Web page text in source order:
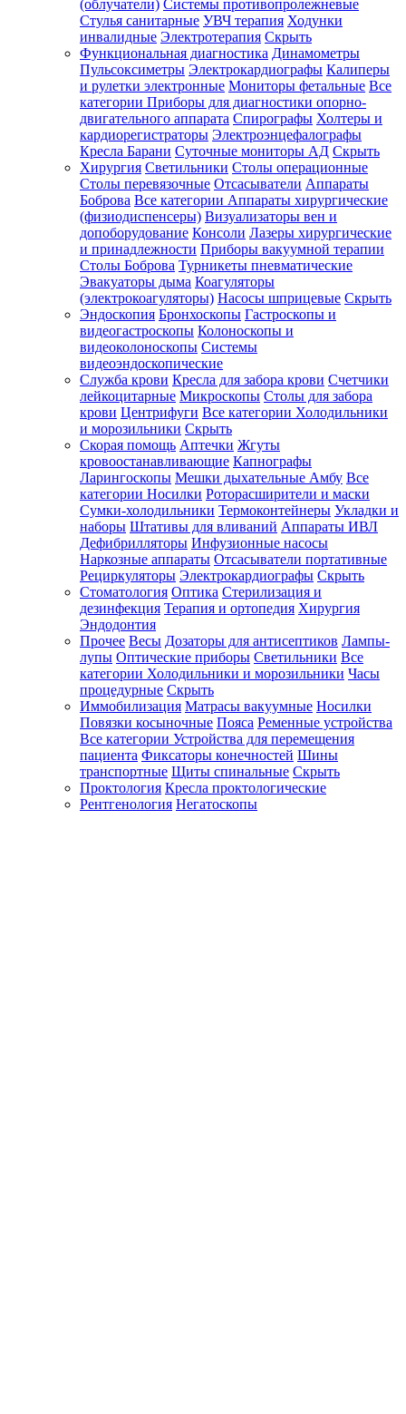
(облучатели) Системы противопролежневые
Стулья санитарные УВЧ терапия Ходунки
инвалидные Электротерапия Скрыть
Функциональная диагностика Динамометры
Пульсоксиметры Электрокардиографы Калиперы
и рулетки электронные Мониторы фетальные Все
категории Приборы для диагностики опорно-
двигательного аппарата Спирографы Холтеры и
кардиорегистраторы Электроэнцефалографы
Кресла Барани Суточные мониторы АД Скрыть
Хирургия Светильники Столы операционные
Столы перевязочные Отсасыватели Аппараты
Боброва Все категории Аппараты хирургические
(физиодиспенсеры) Визуализаторы вен и
допоборудование Консоли Лазеры хирургические
и принадлежности Приборы вакуумной терапии
Столы Боброва Турникеты пневматические
Эвакуаторы дыма Коагуляторы
(электрокоагуляторы) Насосы шприцевые Скрыть
Эндоскопия Бронхоскопы Гастроскопы и
видеогастроскопы Колоноскопы и
видеоколоноскопы Системы
видеоэндоскопические
Служба крови Кресла для забора крови Счетчики
лейкоцитарные Микроскопы Столы для забора
крови Центрифуги Все категории Холодильники
и морозильники Скрыть
Скорая помощь Аптечки Жгуты
кровоостанавливающие Капнографы
Ларингоскопы Мешки дыхательные Амбу Все
категории Носилки Роторасширители и маски
Сумки-холодильники Термоконтейнеры Укладки и
наборы Штативы для вливаний Аппараты ИВЛ
Дефибрилляторы Инфузионные насосы
Наркозные аппараты Отсасыватели портативные
Рециркуляторы Электрокардиографы Скрыть
Стоматология Оптика Стерилизация и
дезинфекция Терапия и ортопедия Хирургия
Эндодонтия
Прочее Весы Дозаторы для антисептиков Лампы-
лупы Оптические приборы Светильники Все
категории Холодильники и морозильники Часы
процедурные Скрыть
Иммобилизация Матрасы вакуумные Носилки
Повязки косыночные Пояса Ременные устройства
Все категории Устройства для перемещения
пациента Фиксаторы конечностей Шины
транспортные Щиты спинальные Скрыть
Проктология Кресла проктологические
Рентгенология Негатоскопы